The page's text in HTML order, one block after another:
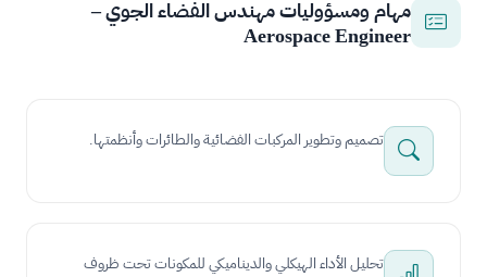
مهام ومسؤوليات مهندس الفضاء الجوي –
Aerospace Engineer
تصميم وتطوير المركبات الفضائية والطائرات وأنظمتها.
تحليل الأداء الهيكلي والديناميكي للمكونات تحت ظروف